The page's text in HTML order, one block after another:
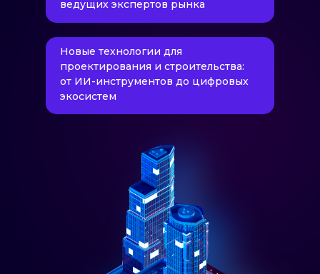
ведущих экспертов рынка
Новые технологии для
проектирования и строительства:
от ИИ-инструментов до цифровых
экосистем